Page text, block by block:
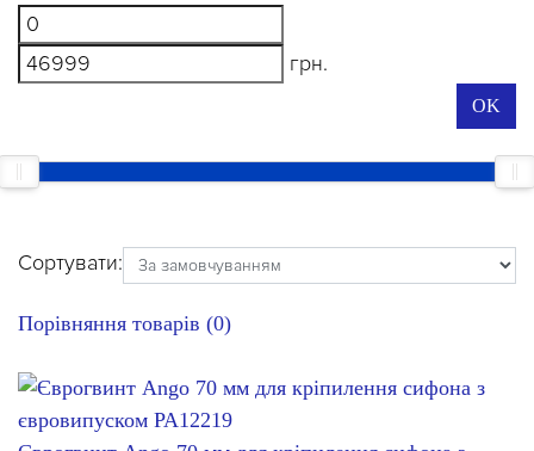
грн.
OK
Сортувати:
Порівняння товарів (0)